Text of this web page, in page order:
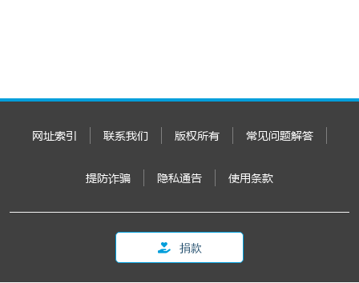
网址索引 联系我们 版权所有 常见问题解答
提防诈骗 隐私通告 使用条款
捐款